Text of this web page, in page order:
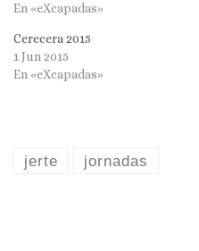
En «eXcapadas»
Cerecera 2015
1 Jun 2015
En «eXcapadas»
jerte jornadas